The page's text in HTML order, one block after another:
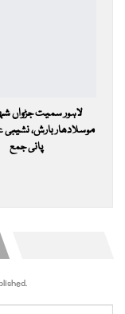
لاہور سمیت جڑواں
موسلادھار بارش، نشیبی
پانی جمع